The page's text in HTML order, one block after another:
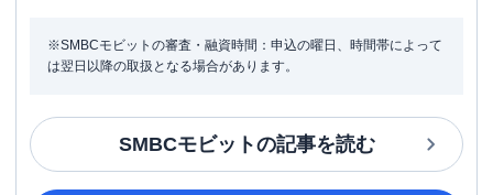
※SMBCモビットの審査・融資時間：申込の曜日、時間帯によって
は翌日以降の取扱となる場合があります。
SMBCモビットの記事を読む